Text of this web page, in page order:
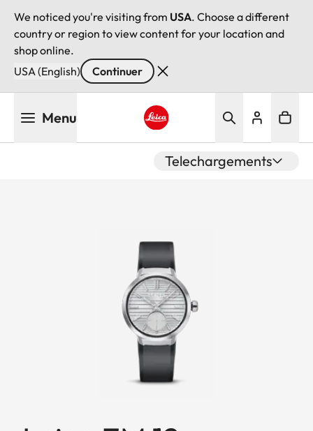
We noticed you're visiting from USA. Choose a different
country or region to view content for your location and
shop online.
USA (English)
Continuer
Menu
Telechargements